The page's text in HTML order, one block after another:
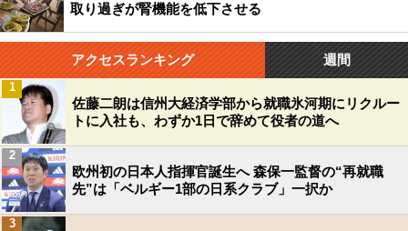
取り過ぎが腎機能を低下させる
アクセスランキング 週間
佐藤二朗は信州大経済学部から就職氷河期にリクルー
トに入社も、わずか1日で辞めて役者の道へ
1
欧州初の日本人指揮官誕生へ 森保一監督の“再就職
先”は「ベルギー1部の日系クラブ」一択か
2
3